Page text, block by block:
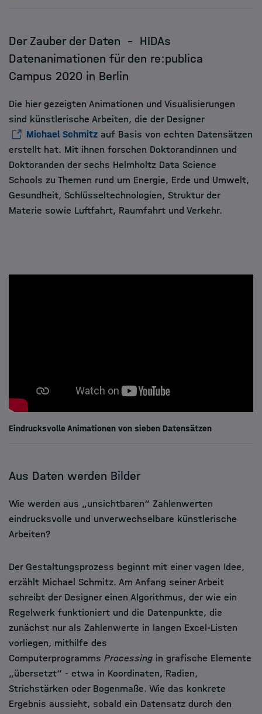
Der Zauber der Daten – HIDAs
Datenanimationen für den re:publica
Campus 2020 in Berlin
Die hier gezeigten Animationen und Visualisierungen
sind künstlerische Arbeiten, die der Designer
Michael Schmitz auf Basis von echten Datensätzen
erstellt hat. Mit ihnen forschen Doktorandinnen und
Doktoranden der sechs Helmholtz Data Science
Schools zu Themen rund um Energie, Erde und Umwelt,
Gesundheit, Schlüsseltechnologien, Struktur der
Materie sowie Luftfahrt, Raumfahrt und Verkehr.
Eindrucksvolle Animationen von sieben Datensätzen
Aus Daten werden Bilder
Wie werden aus „unsichtbaren“ Zahlenwerten
eindrucksvolle und unverwechselbare künstlerische
Arbeiten?
Der Gestaltungsprozess beginnt mit einer vagen Idee,
erzählt Michael Schmitz. Am Anfang seiner Arbeit
schreibt der Designer einen Algorithmus, der wie ein
Regelwerk funktioniert und die Datenpunkte, die
zunächst nur als Zahlenwerte in langen Excel-Listen
vorliegen, mithilfe des
Computerprogramms Processing in grafische Elemente
„übersetzt“ ­- etwa in Koordinaten, Radien,
Strichstärken oder Bogenmaße. Wie das konkrete
Ergebnis aussieht, sobald ein Datensatz durch den